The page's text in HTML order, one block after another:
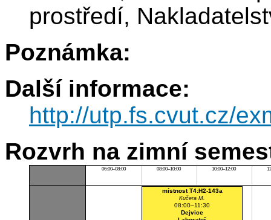
prostředí,
Poznámka:
Další informace:
http://utp.fs.cvut.cz/
Rozvrh na zimní
06:00–08:00 08:00–10:00 10:00–12:00
místnost T4:H2-143a
Kučera M.
08:00–11:30
Dejvice